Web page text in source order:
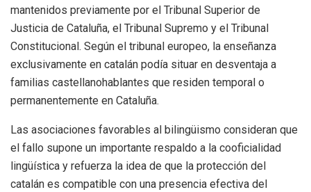
mantenidos previamente por el Tribunal Superior de
Justicia de Cataluña, el Tribunal Supremo y el Tribunal
Constitucional. Según el tribunal europeo, la enseñanza
exclusivamente en catalán podía situar en desventaja a
familias castellanohablantes que residen temporal o
permanentemente en Cataluña.
Las asociaciones favorables al bilingüismo consideran que
el fallo supone un importante respaldo a la cooficialidad
lingüística y refuerza la idea de que la protección del
catalán es compatible con una presencia efectiva del